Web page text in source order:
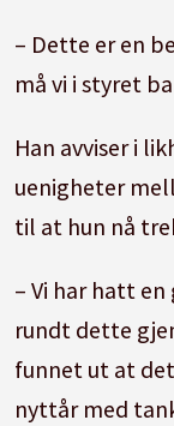
– Dette er en
må vi i styret
Han avviser i
uenigheter
til at hun nå
– Vi har hatt
rundt dette
funnet ut at
nyttår med